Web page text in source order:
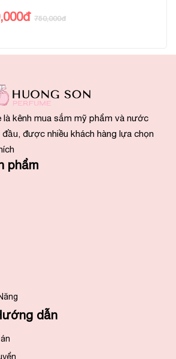
750,000đ
là kênh mua sắm mỹ phẩm và nước
được nhiều khách hàng lựa chọn
phẩm
dẫn